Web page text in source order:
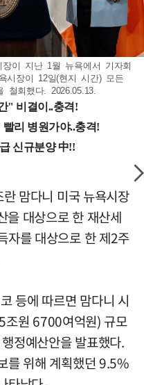
이 지난 1월 뉴욕에서 기자회
시장이 12일(현지 시간) 모든
철회했다. 2026.05.13.
맘다니 미국 뉴욕시장
을 대상으로 한 재산세
자를 대상으로 한 제2주
등에 따르면 맘다니 시
원 6700여억원) 규모
정예산안을 발표했다.
를 위해 계획했던 9.5%